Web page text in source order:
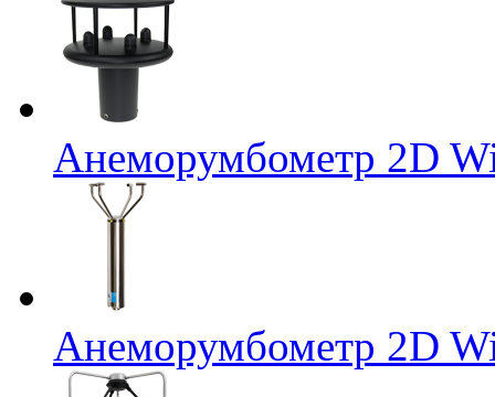
Анеморумбометр 2D
Анеморумбометр 2D